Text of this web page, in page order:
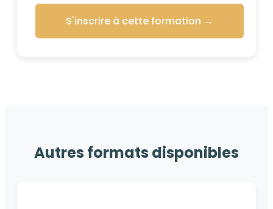
S'inscrire à cette formation →
Autres formats disponibles